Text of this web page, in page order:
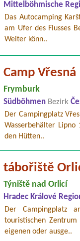
Mittelböhmische
Das Autocamping
am Ufer des Flusses
Weiter könn..
Camp Vřesná
Frymburk
Südböhmen Bezirk
Der Campingplatz
Wasserbehälter
den Hütten..
tábořiště
Týniště nad Orlicí
Hradec Králové
Der Campingplatz
touristischen
eigenen oder ausge..